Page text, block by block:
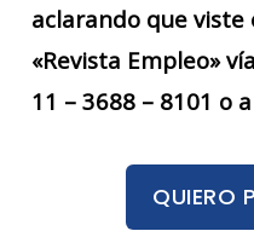
aclarando que
«Revista Empleo»
11 – 3688 – 8101 o
QUIERO